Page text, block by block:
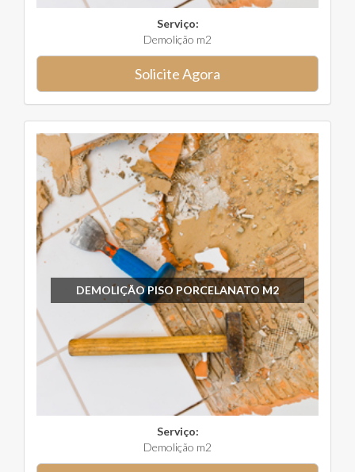
Serviço:
Demolição m2
Solicite Agora
DEMOLIÇÃO PISO PORCELANATO M2
Serviço:
Demolição m2